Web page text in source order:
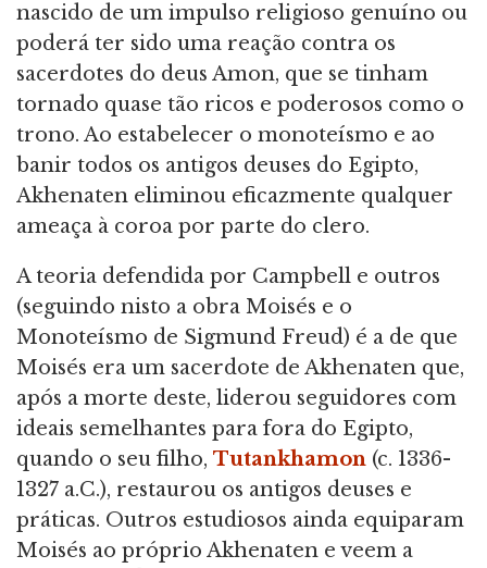
nascido de um impulso religioso genuíno ou
poderá ter sido uma reação contra os
sacerdotes do deus Amon, que se tinham
tornado quase tão ricos e poderosos como o
trono. Ao estabelecer o monoteísmo e ao
banir todos os antigos deuses do Egipto,
Akhenaten eliminou eficazmente qualquer
ameaça à coroa por parte do clero.
A teoria defendida por Campbell e outros
(seguindo nisto a obra Moisés e o
Monoteísmo de Sigmund Freud) é a de que
Moisés era um sacerdote de Akhenaten que,
após a morte deste, liderou seguidores com
ideais semelhantes para fora do Egipto,
quando o seu filho, Tutankhamon (c. 1336-
1327 a.C.), restaurou os antigos deuses e
práticas. Outros estudiosos ainda equiparam
Moisés ao próprio Akhenaten e veem a